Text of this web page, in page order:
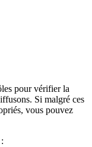
pour vérifier la
Si malgré ces
vous pouvez